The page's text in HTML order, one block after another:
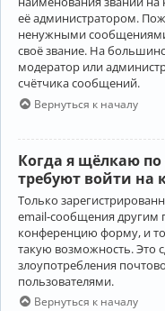
её администратором.
ненужными
своё звание. На
модератор или
счётчика сообщений.
Вернуться к началу
Когда я щёлкаю
требуют войти на
Только
email-сообщения другим
конференцию форму, и
такую возможность. Это
злоупотребления
пользователями.
Вернуться к началу